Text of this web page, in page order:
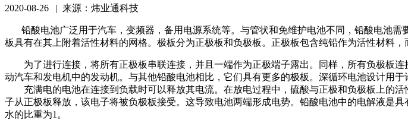
2020-08-26 | 来源：炜业通科技
铅酸电池广泛用于汽车，变频器，备用电源系统等。与管状和免维护电池不同，铅酸电池需
板具有在其上附着活性材料的网格。极板分为正极板和负极板。正极板包含纯铅作为活性材
为了进行连接，将所有正极板串联连接，并且一端作为正极端子露出。同样，所有负极板
动汽车和发电机中的发动机。与其他铅酸电池相比，它们具有更多的极板。深循环电池设计
充满电的电池在连接到负载时可以释放其电流。在放电过程中，硫酸与正极和负极板上的
子从正极板释放，该电子将被负极板接受。这导致电池两端形成电势。铅酸电池中的电解液是
水的比重为1。